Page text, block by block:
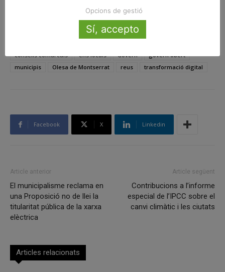
consells comarcals
ens locals Govern
govern obert
municipis
Olesa de Montserrat reus transformació digital
Facebook X Linkedin
Article anterior
El municipalisme reclama en
una Proposició no de llei la
titularitat pública de la xarxa
elèctrica
Article següent
Contribucions a l’informe
especial de l’IPCC sobre el
canvi climàtic i les ciutats
Articles relacionats
Opcions de gestió
Sí, accepto